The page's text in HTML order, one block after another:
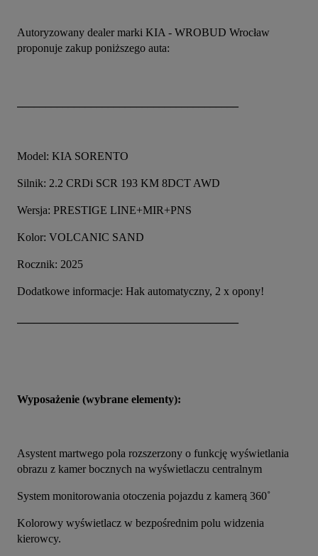
Autoryzowany dealer marki KIA - WROBUD Wrocław
proponuje zakup poniższego auta:
Model: KIA SORENTO
Silnik: 2.2 CRDi SCR 193 KM 8DCT AWD
Wersja: PRESTIGE LINE+MIR+PNS
Kolor: VOLCANIC SAND
Rocznik: 2025
Dodatkowe informacje: Hak automatyczny, 2 x opony!
Wyposażenie (wybrane elementy):
Asystent martwego pola rozszerzony o funkcję wyświetlania
obrazu z kamer bocznych na wyświetlaczu centralnym
System monitorowania otoczenia pojazdu z kamerą 360˚
Kolorowy wyświetlacz w bezpośrednim polu widzenia
kierowcy.